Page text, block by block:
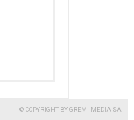
© COPYRIGHT BY GREMI MEDIA SA